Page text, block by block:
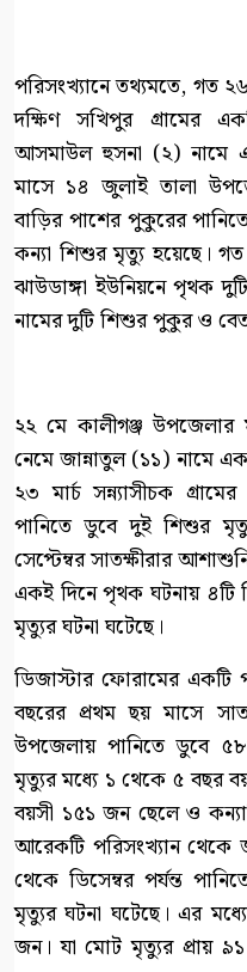
পরিসংখ্যানে তথ্যমতে, গত
দক্ষিণ সখিপুর গ্রামের
আসমাউল হুসনা (২) নামে
মাসে ১৪ জুলাই তালা
বাড়ির পাশের পুকুরের
কন্যা শিশুর মৃত্যু হয়েছে।
ঝাউডাঙ্গা ইউনিয়নে পৃথক
নামের দুটি শিশুর পুকুর ও
২২ মে কালীগঞ্জ
নেমে জান্নাতুল (১১) নামে
২৩ মার্চ সন্ন্যাসীচক
পানিতে ডুবে দুই শিশুর
সেপ্টেম্বর সাতক্ষীরার
একই দিনে পৃথক ঘটনায়
মৃত্যুর ঘটনা ঘটেছে।
ডিজাস্টার ফোরামের একটি
বছরের প্রথম ছয় মাসে
উপজেলায় পানিতে ডুবে
মৃত্যুর মধ্যে ১ থেকে ৫ বছর
বয়সী ১৫১ জন ছেলে ও
আরেকটি পরিসংখ্যান থেকে
থেকে ডিসেম্বর পর্যন্ত
মৃত্যুর ঘটনা ঘটেছে। এর
জন। যা মোট মৃত্যুর প্রায়